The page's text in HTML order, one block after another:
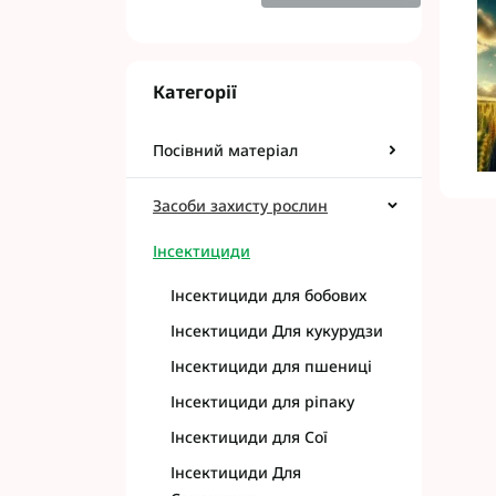
Фунгіциди Для
Фунгіциди Для
Фунгіциди для
Фунгіциди Для
Фунгіциди Для
Категорії
Посівний матеріал
Засоби захисту рослин
Інсектициди
Інсектициди для бобових
Інсектициди Для кукурудзи
Інсектициди для пшениці
Інсектициди для ріпаку
Інсектициди для Сої
Інсектициди Для